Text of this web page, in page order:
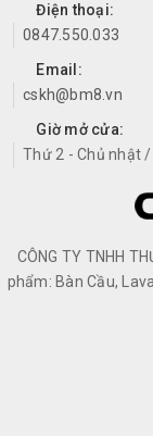
Điện thoại:
0847.550.033
Email:
cskh@bm8.vn
Giờ mở cửa:
Thứ 2 - Chủ nhật
CÔNG TY TNHH
phẩm: Bàn Cầu,